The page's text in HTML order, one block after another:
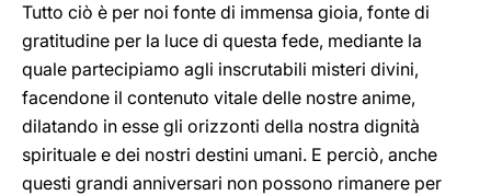
Tutto ciò è per noi fonte di immensa gioia, fonte di
gratitudine per la luce di questa fede, mediante la
quale partecipiamo agli inscrutabili misteri divini,
facendone il contenuto vitale delle nostre anime,
dilatando in esse gli orizzonti della nostra dignità
spirituale e dei nostri destini umani. E perciò, anche
questi grandi anniversari non possono rimanere per